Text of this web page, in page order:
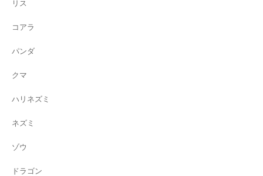
リス
コアラ
パンダ
クマ
ハリネズミ
ネズミ
ゾウ
ドラゴン